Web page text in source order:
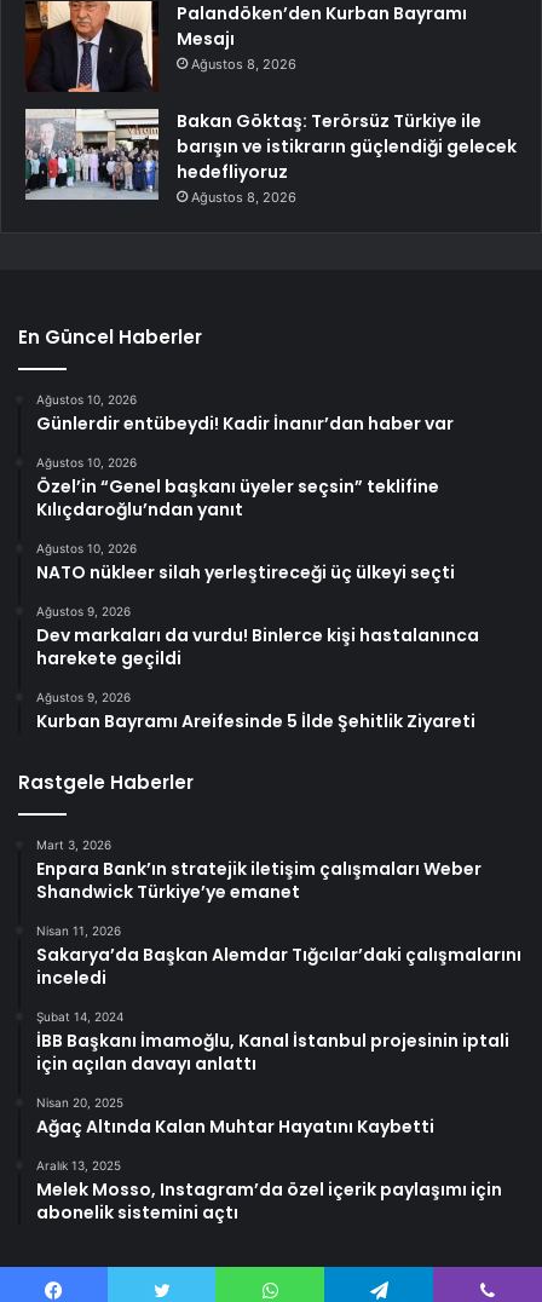
Palandöken’den Kurban Bayramı
Mesajı
Ağustos 8, 2026
Bakan Göktaş: Terörsüz Türkiye ile
barışın ve istikrarın güçlendiği gelecek
hedefliyoruz
Ağustos 8, 2026
En Güncel Haberler
Ağustos 10, 2026
Günlerdir entübeydi! Kadir İnanır’dan haber var
Ağustos 10, 2026
Özel’in “Genel başkanı üyeler seçsin” teklifine
Kılıçdaroğlu’ndan yanıt
Ağustos 10, 2026
NATO nükleer silah yerleştireceği üç ülkeyi seçti
Ağustos 9, 2026
Dev markaları da vurdu! Binlerce kişi hastalanınca
harekete geçildi
Ağustos 9, 2026
Kurban Bayramı Areifesinde 5 İlde Şehitlik Ziyareti
Rastgele Haberler
Mart 3, 2026
Enpara Bank’ın stratejik iletişim çalışmaları Weber
Shandwick Türkiye’ye emanet
Nisan 11, 2026
Sakarya’da Başkan Alemdar Tığcılar’daki çalışmalarını
inceledi
Şubat 14, 2024
İBB Başkanı İmamoğlu, Kanal İstanbul projesinin iptali
için açılan davayı anlattı
Nisan 20, 2025
Ağaç Altında Kalan Muhtar Hayatını Kaybetti
Aralık 13, 2025
Melek Mosso, Instagram’da özel içerik paylaşımı için
abonelik sistemini açtı